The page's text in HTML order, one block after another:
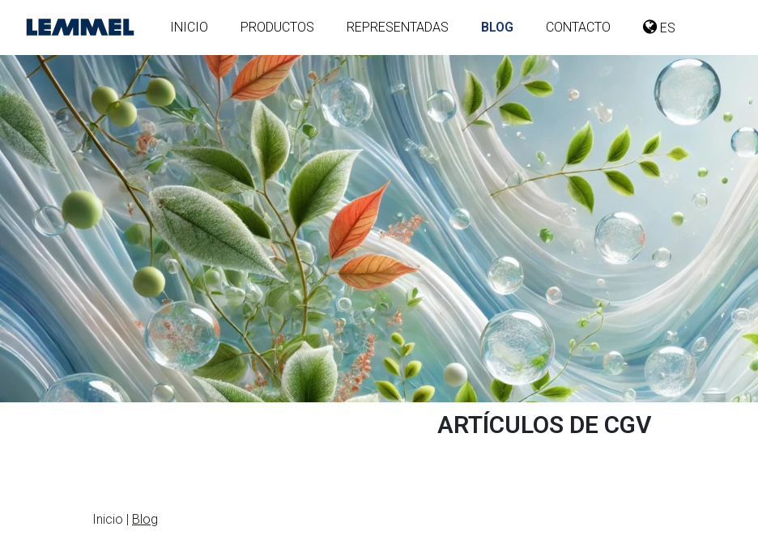
INICIO PRODUCTOS REPRESENTADAS BLOG CONTACTO ES
ARTÍCULOS DE CGV
Inicio | Blog